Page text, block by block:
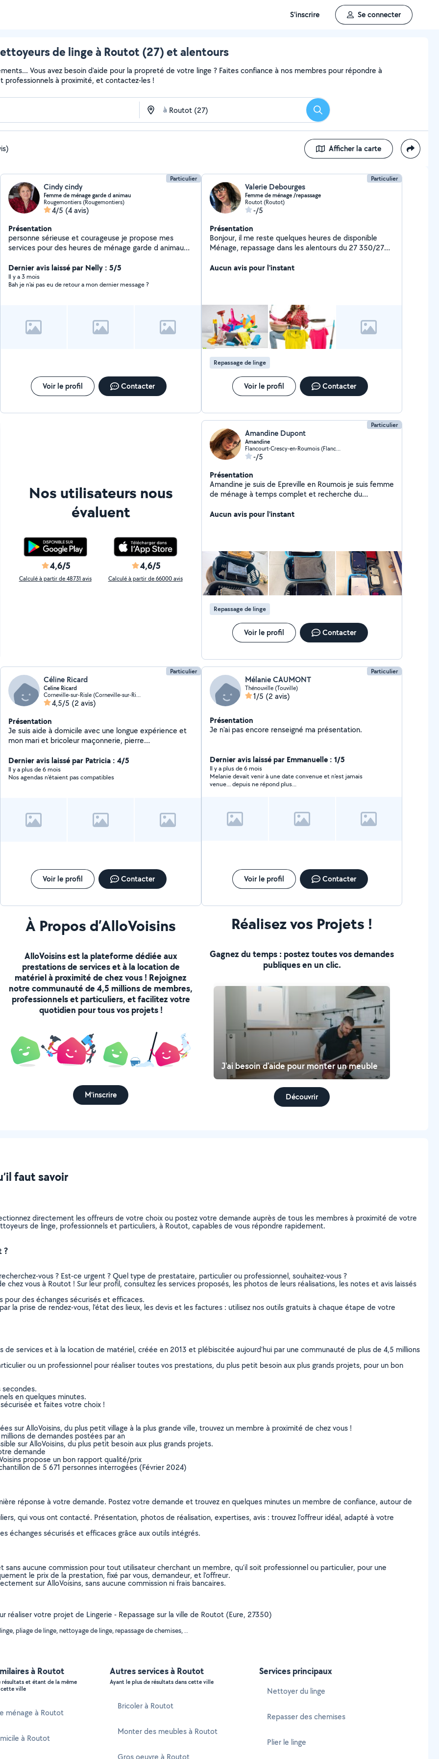
S'inscrire Se connecter
de linge à Routot (27) et alentours
Vous avez besoin d'aide pour la propreté de votre linge ? Faites confiance à nos membres pour répondre à
professionnels à proximité, et contactez-les !
à Rechercher
Afficher la carte
Particulier
Cindy cindy
Femme de ménage garde d animau
Rougemontiers (Rougemontiers)
4/5 (4 avis)
Présentation
personne sérieuse et courageuse je propose mes
services pour des heures de ménage garde d animaux
Dernier avis laissé par Nelly : 5/5
Il y a 3 mois
Bah je n'ai pas eu de retour a mon dernier message ?
Voir le profil Contacter
Particulier
Valerie Debourges
Femme de ménage /repassage
Routot (Routot)
-/5
Présentation
Bonjour, il me reste quelques heures de disponible
Ménage, repassage dans les alentours du 27 350/27
Aucun avis pour l'instant
Repassage de linge
Voir le profil Contacter
Nos utilisateurs nous
évaluent
4,6/5
Calculé à partir de 48731 avis
4,6/5
Calculé à partir de 66000 avis
Particulier
Amandine Dupont
Amandine
Flancourt-Crescy-en-Roumois (Flancourt-Crescy-en-Roumois)
-/5
Présentation
Amandine je suis de Epreville en Roumois je suis femme
de ménage à temps complet et recherche du
week-end et soirée maison non fumeur et sans
Aucun avis pour l'instant
Repassage de linge
Voir le profil Contacter
Particulier
Céline Ricard
Celine Ricard
Corneville-sur-Risle (Corneville-sur-Risle)
4,5/5 (2 avis)
Présentation
Je suis aide à domicile avec une longue expérience et
mon mari et bricoleur maçonnerie, pierre
.ménage,courses ,repassage etc..
Dernier avis laissé par Patricia : 4/5
Il y a plus de 6 mois
Nos agendas n’étaient pas compatibles
Voir le profil Contacter
Particulier
Mélanie CAUMONT
Thénouville (Touville)
1/5 (2 avis)
Présentation
Je n'ai pas encore renseigné ma présentation.
Dernier avis laissé par Emmanuelle : 1/5
Il y a plus de 6 mois
Melanie devait venir à une date convenue et n'est jamais
venue... depuis ne répond plus...
Voir le profil Contacter
À Propos d’AlloVoisins
AlloVoisins est la plateforme dédiée aux
prestations de services et à la location de
matériel à proximité de chez vous ! Rejoignez
notre communauté de 4,5 millions de membres,
professionnels et particuliers, et facilitez votre
quotidien pour tous vos projets !
M'inscrire
Réalisez vos Projets !
Gagnez du temps : postez toutes vos demandes
publiques en un clic.
J'ai besoin d'aide pour monter un meuble
Découvrir
faut savoir
directement les offreurs de votre choix ou postez votre demande auprès de tous les membres à proximité de votre
de linge, professionnels et particuliers, à Routot, capables de vous répondre rapidement.
?
vous ? Est-ce urgent ? Quel type de prestataire, particulier ou professionnel, souhaitez-vous ?
vous à Routot ! Sur leur profil, consultez les services proposés, les photos de leurs réalisations, les notes et avis laissés
pour des échanges sécurisés et efficaces.
la prise de rendez-vous, l’état des lieux, les devis et les factures : utilisez nos outils gratuits à chaque étape de votre
de services et à la location de matériel, créée en 2013 et plébiscitée aujourd’hui par une communauté de plus de 4,5 millions
ou un professionnel pour réaliser toutes vos prestations, du plus petit besoin aux plus grands projets, pour un bon
secondes.
en quelques minutes.
et faites votre choix !
sur AlloVoisins, du plus petit village à la plus grande ville, trouvez un membre à proximité de chez vous !
de demandes postées par an
sur AlloVoisins, du plus petit besoin aux plus grands projets.
demande
propose un bon rapport qualité/prix
de 5 671 personnes interrogées (Février 2024)
réponse à votre demande. Postez votre demande et trouvez en quelques minutes un membre de confiance, autour de
qui vous ont contacté. Présentation, photos de réalisation, expertises, avis : trouvez l'offreur idéal, adapté à votre
échanges sécurisés et efficaces grâce aux outils intégrés.
aucune commission pour tout utilisateur cherchant un membre, qu’il soit professionnel ou particulier, pour une
le prix de la prestation, fixé par vous, demandeur, et l’offreur.
sur AlloVoisins, sans aucune commission ni frais bancaires.
réaliser votre projet de Lingerie - Repassage sur la ville de Routot (Eure, 27350)
pliage de linge, nettoyage de linge, repassage de chemises, ..
à Routot
résultats et étant de la même
ville
ménage à Routot
à Routot
Autres services à Routot
Ayant le plus de résultats dans cette ville
Bricoler à Routot
Monter des meubles à Routot
Gros oeuvre à Routot
Services principaux
Nettoyer du linge
Repasser des chemises
Plier le linge